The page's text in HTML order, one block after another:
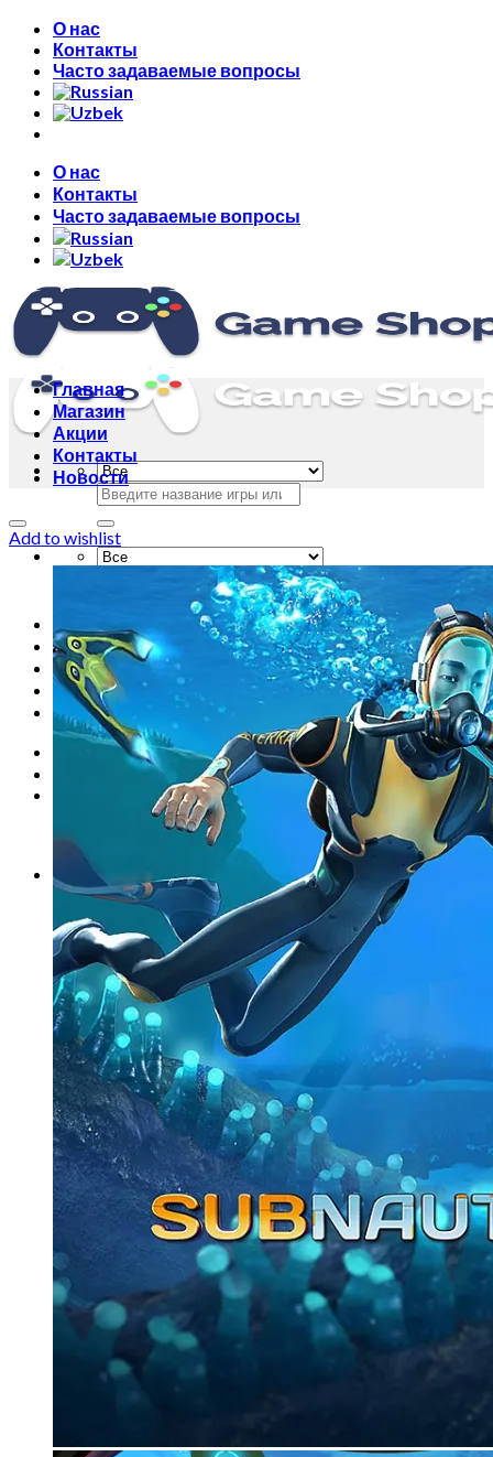
Skip
content
О нас
Контакты
Часто задаваемые вопросы
О нас
Контакты
Часто задаваемые вопросы
Искать:
Главная
Магазин
Акции
Контакты
Новости
сўм0
Корзина пуста.
0
Корзина
Корзина пуста.
Главная
Магазин
Акции
Контакты
Новости
Add to wishlist